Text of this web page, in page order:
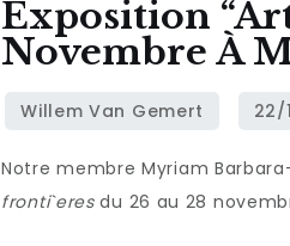
Exposition
Novembre À
Notre membre Myriam
fronti`eresdu 26 au 28